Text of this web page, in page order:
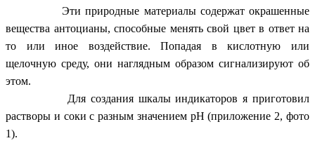
Эти природные материалы содержат окрашенные
вещества антоцианы, способные менять свой цвет в ответ на
то или иное воздействие. Попадая в кислотную или
щелочную среду, они наглядным образом сигнализируют об
этом.
Для создания шкалы индикаторов я приготовил
растворы и соки с разным значением рH (приложение 2, фото
1).